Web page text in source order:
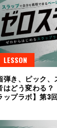
LESSON
弾き、ピック
はどう変わる？
ップラボ】第3回